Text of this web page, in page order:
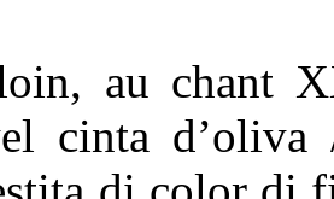
au chant
cinta d’oliva